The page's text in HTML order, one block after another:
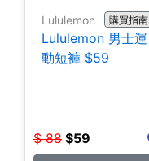
Lululemon 購買指南
Lululemon 男士運
動短褲 $59
$ 88 $59